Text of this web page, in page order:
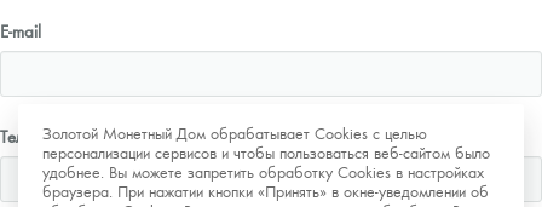
Золотой Монетный Дом обрабатывает Cookies с целью
персонализации сервисов и чтобы пользоваться веб-сайтом было
удобнее. Вы можете запретить обработку Cookies в настройках
браузера. При нажатии кнопки «Принять» в окне-уведомлении об
E-mail
Телефон